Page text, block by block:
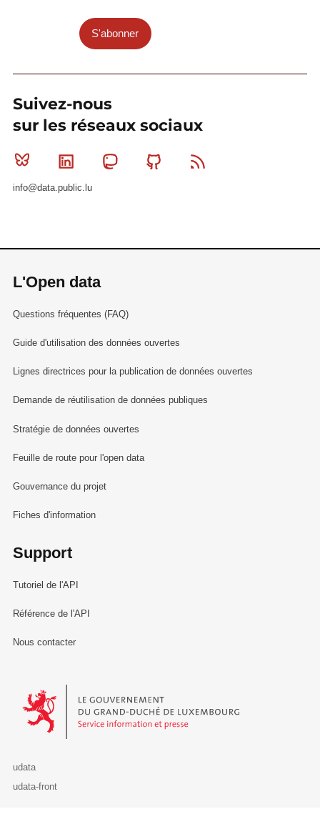
S'abonner
Suivez-nous
sur les réseaux sociaux
Bluesky Linkedin MastodonGithub
info@data.public.lu
L'Open data
Questions fréquentes (FAQ)
Guide d'utilisation des données ouvertes
Lignes directrices pour la publication de données ouvertes
Demande de réutilisation de données publiques
Stratégie de données ouvertes
Feuille de route pour l'open data
Gouvernance du projet
Fiches d'information
Support
Tutoriel de l'API
Référence de l'API
Nous contacter
Le Gouvernement du Grand-Duché de Luxembourg - Service
udata
udata-front